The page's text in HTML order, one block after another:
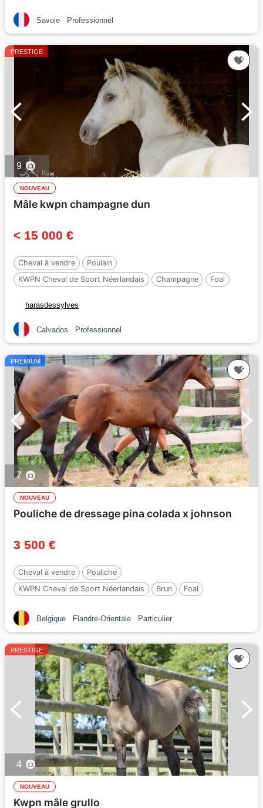
Savoie
Professionnel
PRESTIGE
9
NOUVEAU
Mâle kwpn champagne dun
< 15 000 €
Cheval à vendre
Poulain
KWPN Cheval de Sport Néerlandais
Champagne
Foal
harasdessylves
Calvados Professionnel
PREMIUM
7
NOUVEAU
Pouliche de dressage pina colada x johnson
3 500 €
Cheval à vendre
Pouliche
KWPN Cheval de Sport Néerlandais
Brun
Foal
Belgique
Flandre-Orientale Particulier
PRESTIGE
4
NOUVEAU
Kwpn mâle grullo